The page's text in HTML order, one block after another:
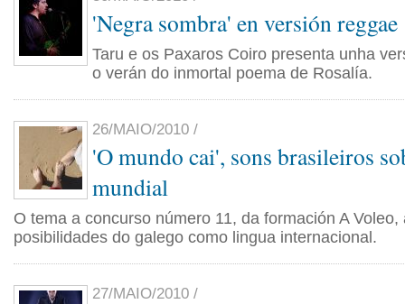
'Negra sombra' en versión reggae
Taru e os Paxaros Coiro presenta unha
o verán do inmortal poema de Rosalía.
26/MAIO/2010 /
'O mundo cai', sons brasileiros
mundial
O tema a concurso número 11, da formación A Voleo,
posibilidades do galego como lingua internacional.
27/MAIO/2010 /